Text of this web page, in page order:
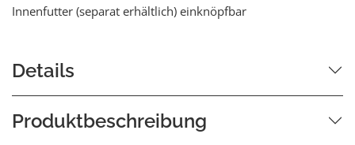
Innenfutter (separat erhältlich) einknöpfbar
Details
Produktbeschreibung